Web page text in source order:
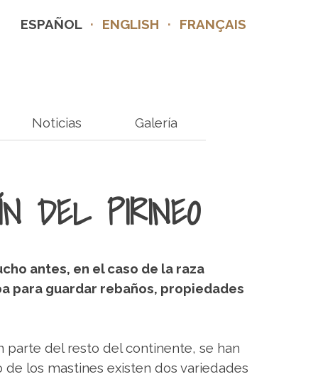
Noticias Galería
ESPAÑOL · ENGLISH · FRANÇAIS
DEL PIRINEO
antes, en el caso de la raza
para guardar rebaños, propiedades
parte del resto del continente, se han
los mastines existen dos variedades